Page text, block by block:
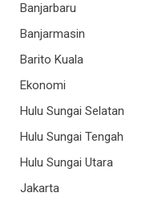
Banjarbaru
Banjarmasin
Barito Kuala
Ekonomi
Hulu Sungai Selatan
Hulu Sungai Tengah
Hulu Sungai Utara
Jakarta